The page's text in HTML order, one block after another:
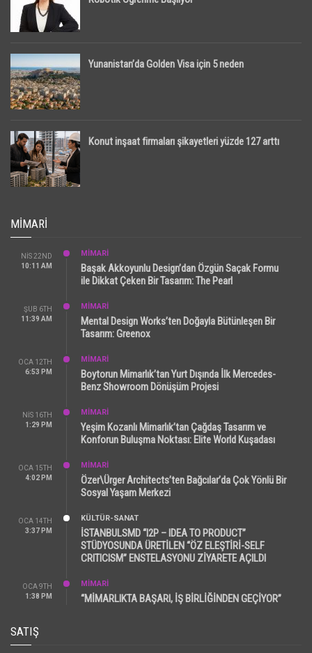
Yunanistan’da Golden Visa için 5 neden
Konut inşaat firmaları şikayetleri yüzde 127 arttı
MIMARI
NIS 22ND
10:11 AM
MİMARİ
Başak Akkoyunlu Design’dan Özgün Saçak Formu
ile Dikkat Çeken Bir Tasarım: The Pearl
ŞUB 6TH
11:39 AM
MİMARİ
Mental Design Works’ten Doğayla Bütünleşen Bir
Tasarım: Greenox
OCA 12TH
6:53 PM
MİMARİ
Boytorun Mimarlık’tan Yurt Dışında İlk Mercedes-
Benz Showroom Dönüşüm Projesi
NIS 16TH
1:29 PM
MİMARİ
Yeşim Kozanlı Mimarlık’tan Çağdaş Tasarım ve
Konforun Buluşma Noktası: Elite World Kuşadası
OCA 15TH
4:02 PM
MİMARİ
Özer\Ürger Architects’ten Bağcılar’da Çok Yönlü Bir
Sosyal Yaşam Merkezi
OCA 14TH
3:37 PM
KÜLTÜR-SANAT
İSTANBULSMD “I2P – IDEA TO PRODUCT”
STÜDYOSUNDA ÜRETİLEN “ÖZ ELEŞTİRİ-SELF
CRITICISM” ENSTELASYONU ZİYARETE AÇILDI
OCA 9TH
1:38 PM
MİMARİ
“MİMARLIKTA BAŞARI, İŞ BİRLİĞİNDEN GEÇİYOR”
SATIŞ